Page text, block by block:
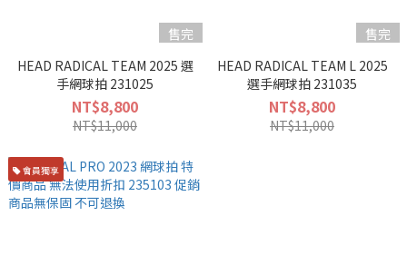
售完
HEAD RADICAL TEAM 2025 選
手網球拍 231025
NT$8,800
NT$11,000
售完
HEAD RADICAL TEAM L 2025
選手網球拍 231035
NT$8,800
NT$11,000
會員獨享